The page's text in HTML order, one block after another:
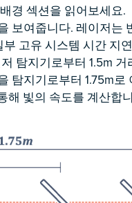
경 섹션을 읽어보세요.
보여줍니다. 레이저는
고유 시스템 시간 지
탐지기로부터 1.5m 거
탐지기로부터 1.75m로
해 빛의 속도를 계산합